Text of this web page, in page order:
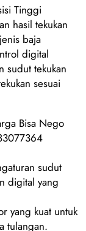
Tinggi
hasil tekukan
baja
digital
sudut tekukan
sesuai
Bisa Nego
sudut
digital yang
yang kuat untuk
tulangan.